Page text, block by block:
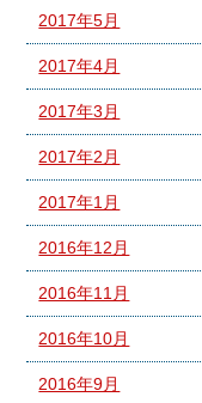
2017年5月
2017年4月
2017年3月
2017年2月
2017年1月
2016年12月
2016年11月
2016年10月
2016年9月